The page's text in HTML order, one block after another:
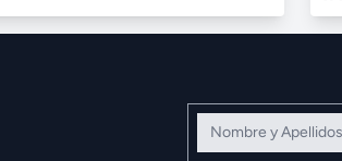
Nombre y Apellidos